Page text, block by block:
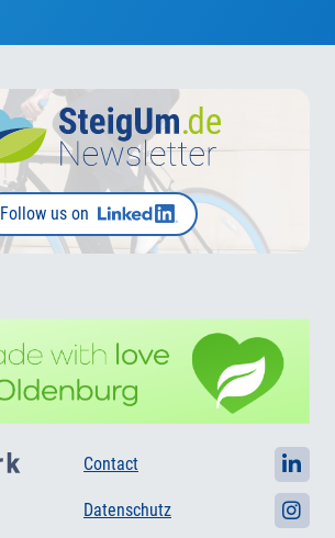
Follow us on
Contact
Datenschutz